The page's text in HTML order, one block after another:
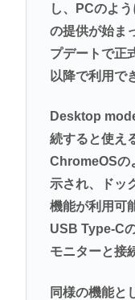
し、PCのよ
の提供が始ま
プデートで正
以降で利用で
Desktop
続すると使え
ChromeOSの
示され、ドッ
機能が利用可
USB Type-C
モニターと接
同様の機能と